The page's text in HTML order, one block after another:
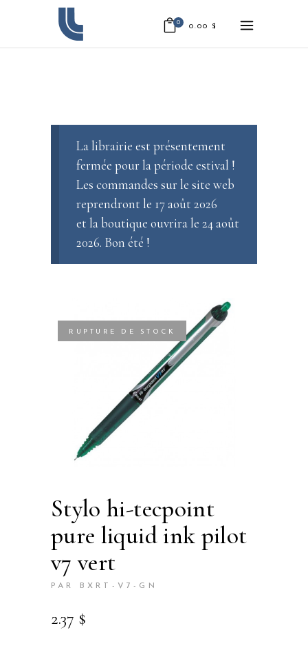
0 0.00 $
La librairie est présentement
fermée pour la période estival !
Les commandes sur le site web
reprendront le 17 août 2026
et la boutique ouvrira le 24 août
2026. Bon été !
RUPTURE DE STOCK
stylo hi-tecpoint
pure liquid ink pilot
v7 vert
PAR BXRT-V7-GN
2.37 $